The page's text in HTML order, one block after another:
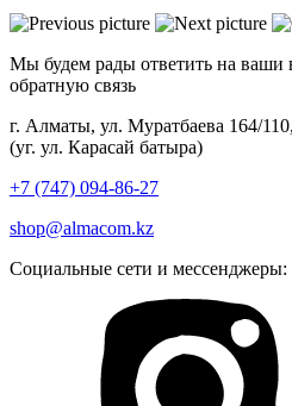
Мы будем рады ответить на ваши
обратную связь
г. Алматы, ул. Муратбаева 164/
(уг. ул. Карасай батыра)
+7 (747) 094-86-27
shop@almacom.kz
Социальные сети и мессенджеры: